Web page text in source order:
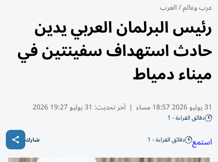
عرب وعالم/العرب
رئيس البرلمان العربي يدين
حادث استهداف سفينتين في
ميناء دمياط
31 يوليو 2026 18:57 مساء | آخر تحديث: 31 يوليو 19:27 2026
دقائق القراءة - 1
استمع دقائق القراءة - 1 شارك